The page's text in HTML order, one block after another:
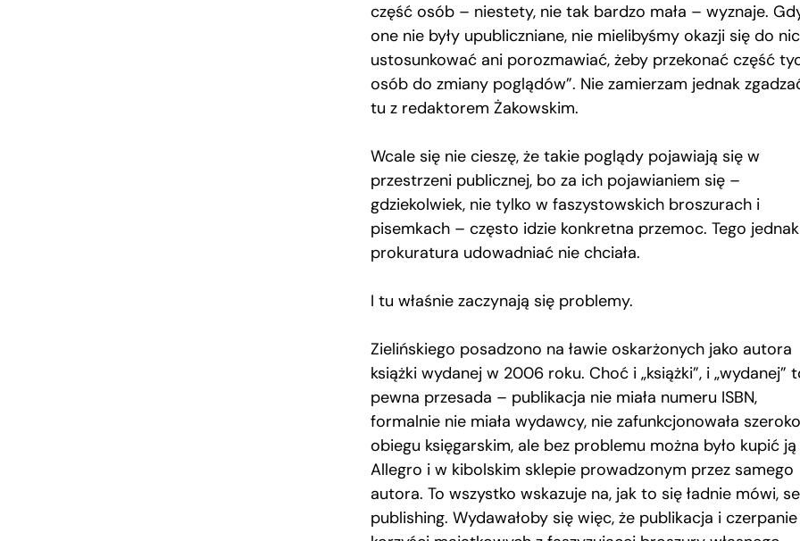
część osób – niestety, nie tak bardzo mała – wyznaje.
one nie były upubliczniane, nie mielibyśmy okazji się do
ustosunkować ani porozmawiać, żeby przekonać część
osób do zmiany poglądów”. Nie zamierzam jednak
tu z redaktorem Żakowskim.
Wcale się nie cieszę, że takie poglądy pojawiają się w
przestrzeni publicznej, bo za ich pojawianiem się –
gdziekolwiek, nie tylko w faszystowskich broszurach i
pisemkach – często idzie konkretna przemoc. Tego jednak
prokuratura udowadniać nie chciała.
I tu właśnie zaczynają się problemy.
Zielińskiego posadzono na ławie oskarżonych jako autora
książki wydanej w 2006 roku. Choć i „książki”, i „wydanej”
pewna przesada – publikacja nie miała numeru ISBN,
formalnie nie miała wydawcy, nie zafunkcjonowała
obiegu księgarskim, ale bez problemu można było kupić
Allegro i w kibolskim sklepie prowadzonym przez samego
autora. To wszystko wskazuje na, jak to się ładnie mówi,
publishing. Wydawałoby się więc, że publikacja i czerpanie